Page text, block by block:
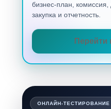
бизнес-план, комиссия,
закупка и отчетность.
Перейти
ОНЛАЙН-ТЕСТИРОВАНИЕ